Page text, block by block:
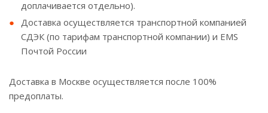
доплачивается отдельно).
Доставка осуществляется транспортной компанией
СДЭК (по тарифам транспортной компании) и EMS
Почтой России
Доставка в Москве осуществляется после 100%
предоплаты.